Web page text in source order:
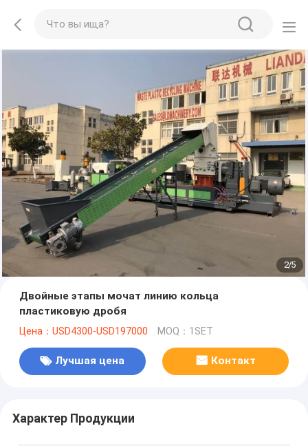
2/5
Двойные этапы мочат линию кольца
пластиковую дробя
Цена：USD4300-USD197000 MOQ：1SET
Лучшая цена Контакт
Характер Продукции